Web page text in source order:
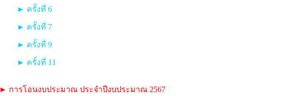
► ครั้งที่ 6
► ครั้งที่ 7
► ครั้งที่ 9
► ครั้งที่ 11
► การโอนงบประมาณ ประจำปีงบประมาณ 2567